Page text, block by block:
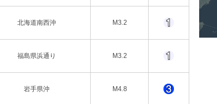
北海道南西沖 M3.2
福島県浜通り M3.2
岩手県沖 M4.8